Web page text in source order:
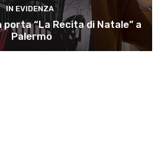
IN EVIDENZA
porta “La Recita di Natale” a
Palermo